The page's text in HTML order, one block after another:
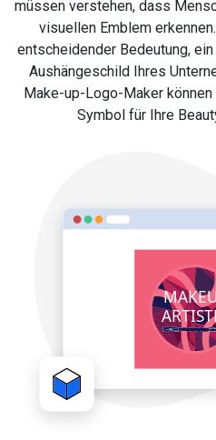
müssen verstehen, dass
visuellen Emblem
entscheidender Bedeutung,
Aushängeschild Ihres
Make-up-Logo-Maker
Symbol für Ihre